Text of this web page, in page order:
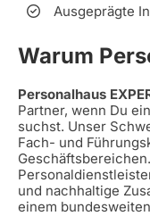
Ausgeprägte
Warum
Personalhaus
Partner, wenn Du
suchst. Unser
Fach- und
und nachhaltige
einem